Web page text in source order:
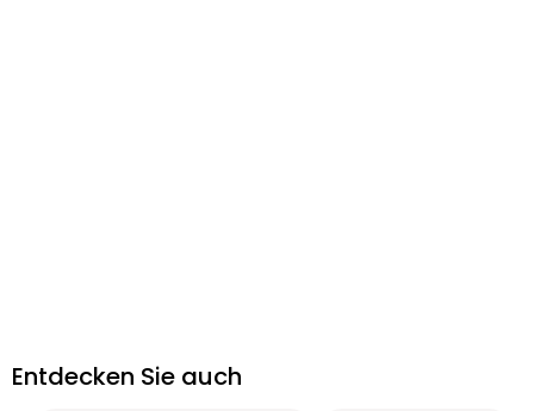
Entdecken Sie auch